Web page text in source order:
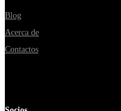
Blog
Acerca de
Contactos